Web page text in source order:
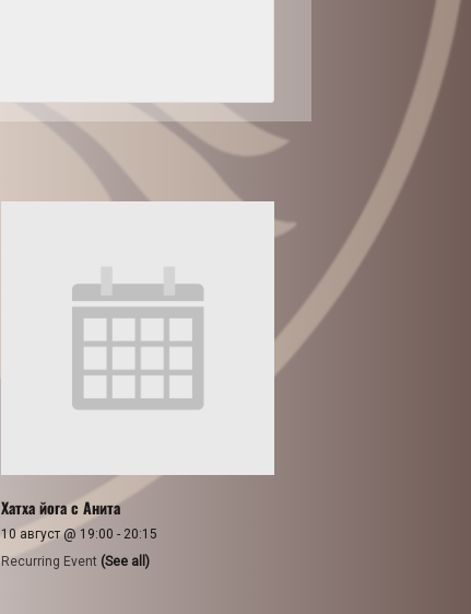
Хатха йога с Анита
10 август @ 19:00 - 20:15
Recurring Event (See all)